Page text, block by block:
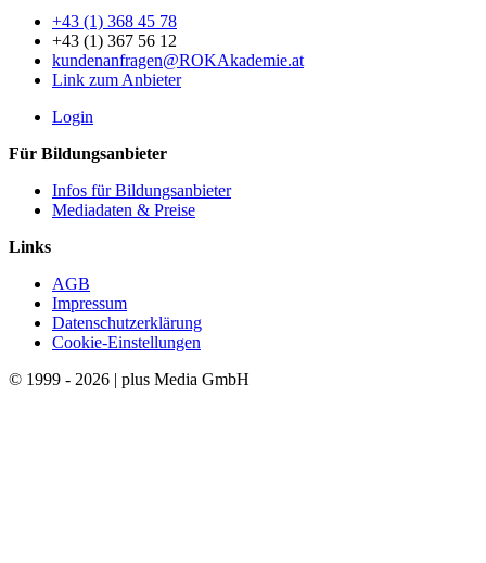
+43 (1) 368 45 78
+43 (1) 367 56 12
kundenanfragen@ROKAkademie.at
Link zum Anbieter
Login
Für Bildungsanbieter
Infos für Bildungsanbieter
Mediadaten & Preise
Links
AGB
Impressum
Datenschutzerklärung
Cookie-Einstellungen
© 1999 - 2026 | plus Media GmbH